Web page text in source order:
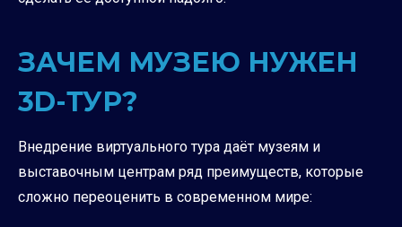
ЗАЧЕМ МУЗЕЮ НУЖЕН
3D-ТУР?
Внедрение виртуального тура даёт музеям и
выставочным центрам ряд преимуществ, которые
сложно переоценить в современном мире: